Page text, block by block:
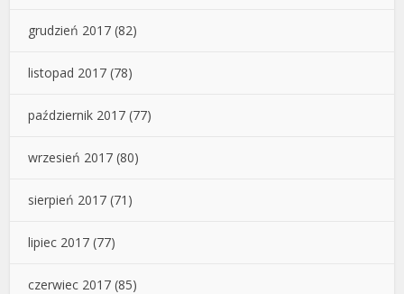
grudzień 2017 (82)
listopad 2017 (78)
październik 2017 (77)
wrzesień 2017 (80)
sierpień 2017 (71)
lipiec 2017 (77)
czerwiec 2017 (85)